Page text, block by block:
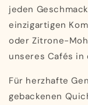
jeden
einzigartigen
oder Zitrone-
unseres Cafés in
Für herzhafte
gebackenen